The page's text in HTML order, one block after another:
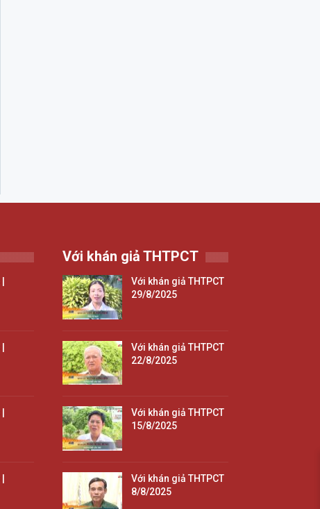
Với khán giả THTPCT
Với khán giả THTPCT
29/8/2025
Với khán giả THTPCT
22/8/2025
Với khán giả THTPCT
15/8/2025
Với khán giả THTPCT
8/8/2025